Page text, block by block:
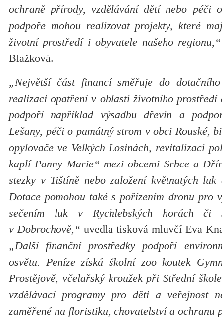
ochraně přírody, vzdělávání dětí nebo péči
podpoře mohou realizovat projekty, které
životní prostředí i obyvatele našeho regionu,“
Blažková.
„Největší část financí směřuje do
realizaci opatření v oblasti životního prostředí
podpoří například výsadbu dřevin a
Lešany, péči o památný strom v obci Rouské,
opylovače ve Velkých Losinách, revitalizaci
kaplí Panny Marie“ mezi obcemi Srbce a
stezky v Tištíně nebo založení květnatých luk
Dotace pomohou také s pořízením dronu pro
sečením luk v Rychlebských horách či
v Dobrochově,“ uvedla tisková mluvčí Eva
„Další finanční prostředky podpoří
osvětu. Peníze získá školní zoo koutek
Prostějově, včelařský kroužek při Střední
vzdělávací programy pro děti a veřejnost
zaměřené na floristiku, chovatelství a ochranu